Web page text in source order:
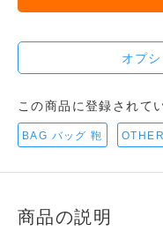
オプ
この商品に登録されて
BAG バッグ 鞄
商品の説明